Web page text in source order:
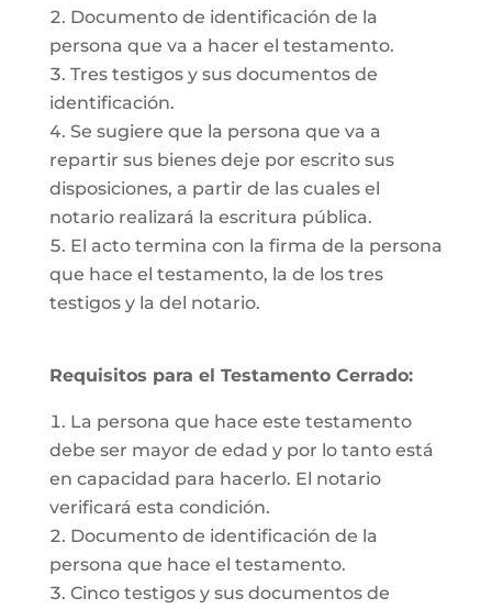
Documento de identificación de la
persona que va a hacer el testamento.
Tres testigos y sus documentos de
identificación.
Se sugiere que la persona que va a
repartir sus bienes deje por escrito sus
disposiciones, a partir de las cuales el
notario realizará la escritura pública.
El acto termina con la firma de la persona
que hace el testamento, la de los tres
testigos y la del notario.
Requisitos para el Testamento Cerrado:
La persona que hace este testamento
debe ser mayor de edad y por lo tanto está
en capacidad para hacerlo. El notario
verificará esta condición.
Documento de identificación de la
persona que hace el testamento.
Cinco testigos y sus documentos de